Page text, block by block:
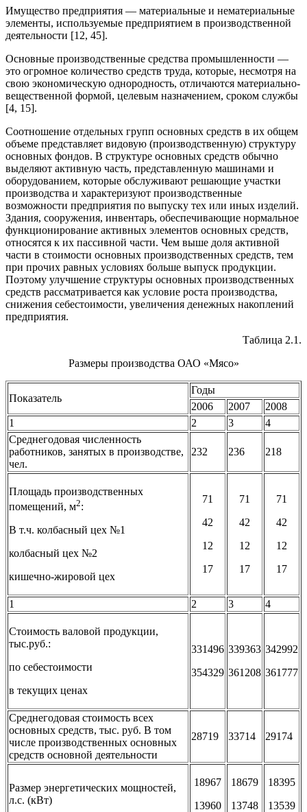
Имущество предприятия — материальные и нематериальные
элементы, используемые предприятием в производственной
деятельности [12, 45].
Основные производственные средства промышленности —
это огромное количество средств труда, которые, несмотря на
свою экономическую однородность, отличаются материально-
вещественной формой, целевым назначением, сроком службы
[4, 15].
Соотношение отдельных групп основных средств в их общем
объеме представляет видовую (производственную) структуру
основных фондов. В структуре основных средств обычно
выделяют активную часть, представленную машинами и
оборудованием, которые обслуживают решающие участки
производства и характеризуют производственные
возможности предприятия по выпуску тех или иных изделий.
Здания, сооружения, инвентарь, обеспечивающие нормальное
функционирование активных элементов основных средств,
относятся к их пассивной части. Чем выше доля активной
части в стоимости основных производственных средств, тем
при прочих равных условиях больше выпуск продукции.
Поэтому улучшение структуры основных производственных
средств рассматривается как условие роста производства,
снижения себестоимости, увеличения денежных накоплений
предприятия.
Таблица 2.1.
Размеры производства ОАО «Мясо»
Показатель
Годы
2006
2007
2008
1
2 3
4
Среднегодовая численность
работников, занятых в производстве,
чел.
232 236 218
Площадь производственных
помещений, м2:
В т.ч. колбасный цех №1
колбасный цех №2
кишечно-жировой цех
71
42
12
17
71
42
12
17
71
42
12
17
1 2 3 4
Стоимость валовой продукции,
тыс.руб.:
по себестоимости
в текущих ценах
331496
354329
339363
361208
342992
361777
Среднегодовая стоимость всех
основных средств, тыс. руб. В том
числе производственных основных
средств основной деятельности
28719 33714 29174
Размер энергетических мощностей,
л.с. (кВт)
18967
13960
18679
13748
18395
13539